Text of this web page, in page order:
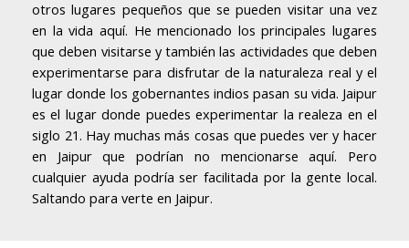
otros lugares pequeños que se pueden visitar una vez
en la vida aquí. He mencionado los principales lugares
que deben visitarse y también las actividades que deben
experimentarse para disfrutar de la naturaleza real y el
lugar donde los gobernantes indios pasan su vida. Jaipur
es el lugar donde puedes experimentar la realeza en el
siglo 21. Hay muchas más cosas que puedes ver y hacer
en Jaipur que podrían no mencionarse aquí. Pero
cualquier ayuda podría ser facilitada por la gente local.
Saltando para verte en Jaipur.